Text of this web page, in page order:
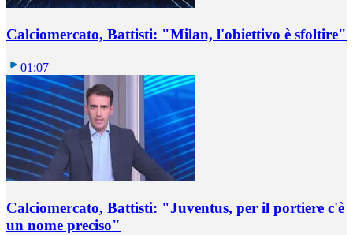
Calciomercato, Battisti: "Milan, l'obiettivo è sfoltire"
01:07
Calciomercato, Battisti: "Juventus, per il portiere c'è
un nome preciso"